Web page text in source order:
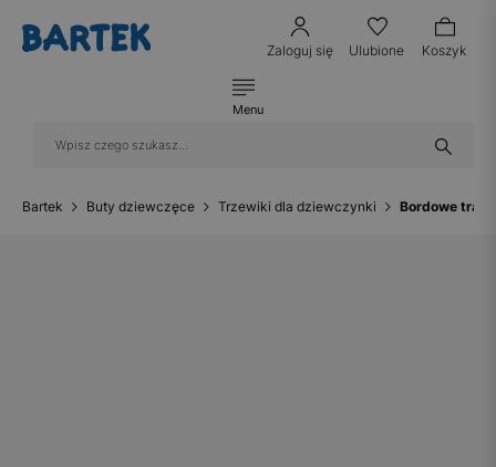
Zaloguj się Ulubione Koszyk
Menu
Bartek Buty dziewczęce Trzewiki dla dziewczynki Bordowe